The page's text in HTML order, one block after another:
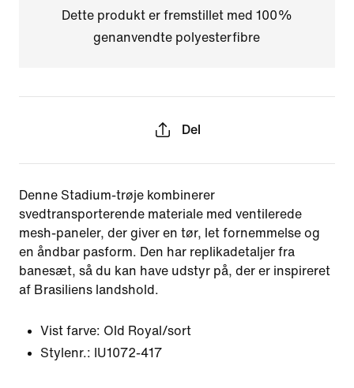
Dette produkt er fremstillet med 100%
genanvendte polyesterfibre
Del
Denne Stadium-trøje kombinerer
svedtransporterende materiale med ventilerede
mesh-paneler, der giver en tør, let fornemmelse og
en åndbar pasform. Den har replikadetaljer fra
banesæt, så du kan have udstyr på, der er inspireret
af Brasiliens landshold.
Vist farve: Old Royal/sort
Stylenr.: IU1072-417